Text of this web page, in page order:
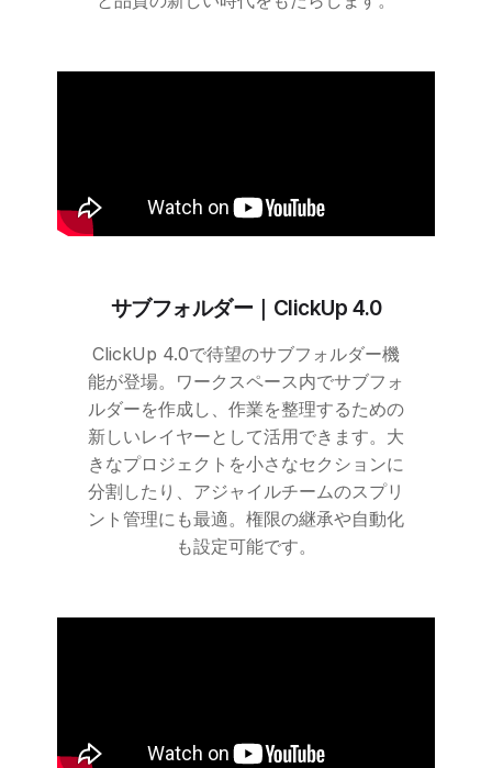
サブフォルダー｜ ClickUp 4.0
ClickUp 4.0で待望のサブフォルダー機
能が登場。ワークスペース内でサブフォ
ルダーを作成し、作業を整理するための
新しいレイヤーとして活用できます。大
きなプロジェクトを小さなセクションに
分割したり、アジャイルチームのスプリ
ント管理にも最適。権限の継承や自動化
も設定可能です。